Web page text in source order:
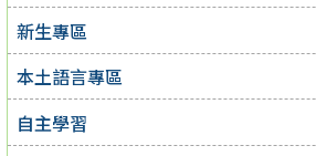
新生專區
本土語言專區
自主學習